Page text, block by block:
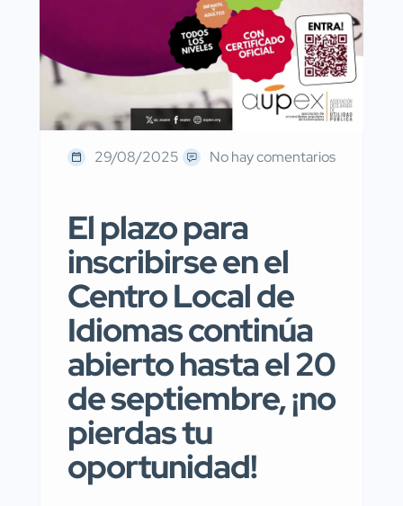
29/08/2025 No hay comentarios
El plazo para
inscribirse en el
Centro Local de
Idiomas continúa
abierto hasta el 20
de septiembre, ¡no
pierdas tu
oportunidad!